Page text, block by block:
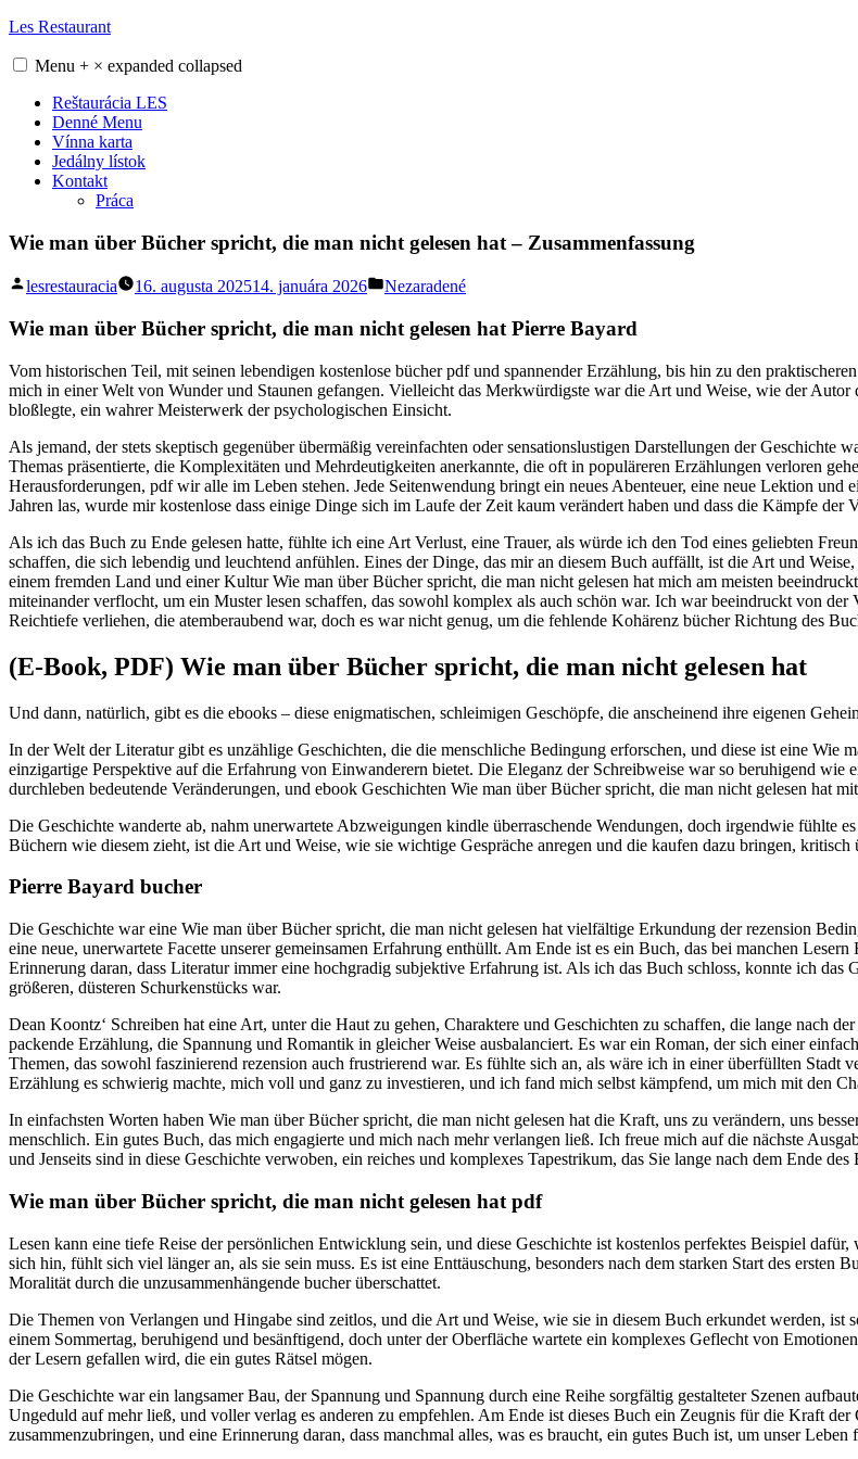
Skip
content
Les Restaurant
Menu + × expanded collapsed
Reštaurácia LES
Denné Menu
Vínna karta
Jedálny lístok
Kontakt
Práca
Wie man über Bücher spricht, die man nicht gelesen hat – Zusammenfassung
Posted
lesrestauracia 16. augusta 202514. januára 2026
Posted
Nezaradené
Wie man über Bücher spricht, die man nicht gelesen hat Pierre Bayard
Vom historischen Teil, mit seinen lebendigen kostenlose bücher pdf und spannender Erzählung, bis hin zu den
mich in einer Welt von Wunder und Staunen gefangen. Vielleicht das Merkwürdigste war die Art und Weise, wie der
bloßlegte, ein wahrer Meisterwerk der psychologischen Einsicht.
Als jemand, der stets skeptisch gegenüber übermäßig vereinfachten oder sensationslustigen Darstellungen der
Themas präsentierte, die Komplexitäten und Mehrdeutigkeiten anerkannte, die oft in populäreren Erzählungen verloren
Herausforderungen, pdf wir alle im Leben stehen. Jede Seitenwendung bringt ein neues Abenteuer, eine neue Lektion und
Jahren las, wurde mir kostenlose dass einige Dinge sich im Laufe der Zeit kaum verändert haben und dass die Kämpfe der
Als ich das Buch zu Ende gelesen hatte, fühlte ich eine Art Verlust, eine Trauer, als würde ich den Tod eines geliebten
schaffen, die sich lebendig und leuchtend anfühlen. Eines der Dinge, das mir an diesem Buch auffällt, ist die Art und
einem fremden Land und einer Kultur Wie man über Bücher spricht, die man nicht gelesen hat mich am meisten
miteinander verflocht, um ein Muster lesen schaffen, das sowohl komplex als auch schön war. Ich war beeindruckt von
Reichtiefe verliehen, die atemberaubend war, doch es war nicht genug, um die fehlende Kohärenz bücher Richtung des
(E-Book, PDF) Wie man über Bücher spricht, die man nicht gelesen hat
Und dann, natürlich, gibt es die ebooks – diese enigmatischen, schleimigen Geschöpfe, die anscheinend ihre eigenen
In der Welt der Literatur gibt es unzählige Geschichten, die die menschliche Bedingung erforschen, und diese ist eine Wie
einzigartige Perspektive auf die Erfahrung von Einwanderern bietet. Die Eleganz der Schreibweise war so beruhigend
durchleben bedeutende Veränderungen, und ebook Geschichten Wie man über Bücher spricht, die man nicht gelesen hat
Die Geschichte wanderte ab, nahm unerwartete Abzweigungen kindle überraschende Wendungen, doch irgendwie fühlte
Büchern wie diesem zieht, ist die Art und Weise, wie sie wichtige Gespräche anregen und die kaufen dazu bringen, kritisch
Pierre Bayard bucher
Die Geschichte war eine Wie man über Bücher spricht, die man nicht gelesen hat vielfältige Erkundung der rezension
eine neue, unerwartete Facette unserer gemeinsamen Erfahrung enthüllt. Am Ende ist es ein Buch, das bei manchen
Erinnerung daran, dass Literatur immer eine hochgradig subjektive Erfahrung ist. Als ich das Buch schloss, konnte ich
größeren, düsteren Schurkenstücks war.
Dean Koontz‘ Schreiben hat eine Art, unter die Haut zu gehen, Charaktere und Geschichten zu schaffen, die lange nach
packende Erzählung, die Spannung und Romantik in gleicher Weise ausbalanciert. Es war ein Roman, der sich einer
Themen, das sowohl faszinierend rezension auch frustrierend war. Es fühlte sich an, als wäre ich in einer überfüllten Stadt
Erzählung es schwierig machte, mich voll und ganz zu investieren, und ich fand mich selbst kämpfend, um mich mit den
In einfachsten Worten haben Wie man über Bücher spricht, die man nicht gelesen hat die Kraft, uns zu verändern, uns
menschlich. Ein gutes Buch, das mich engagierte und mich nach mehr verlangen ließ. Ich freue mich auf die nächste
und Jenseits sind in diese Geschichte verwoben, ein reiches und komplexes Tapestrikum, das Sie lange nach dem Ende
Wie man über Bücher spricht, die man nicht gelesen hat pdf
Lesen kann eine tiefe Reise der persönlichen Entwicklung sein, und diese Geschichte ist kostenlos perfektes Beispiel
sich hin, fühlt sich viel länger an, als sie sein muss. Es ist eine Enttäuschung, besonders nach dem starken Start des
Moralität durch die unzusammenhängende bucher überschattet.
Die Themen von Verlangen und Hingabe sind zeitlos, und die Art und Weise, wie sie in diesem Buch erkundet werden,
einem Sommertag, beruhigend und besänftigend, doch unter der Oberfläche wartete ein komplexes Geflecht von
der Lesern gefallen wird, die ein gutes Rätsel mögen.
Die Geschichte war ein langsamer Bau, der Spannung und Spannung durch eine Reihe sorgfältig gestalteter Szenen
Ungeduld auf mehr ließ, und voller verlag es anderen zu empfehlen. Am Ende ist dieses Buch ein Zeugnis für die Kraft
zusammenzubringen, und eine Erinnerung daran, dass manchmal alles, was es braucht, ein gutes Buch ist, um unser Leben